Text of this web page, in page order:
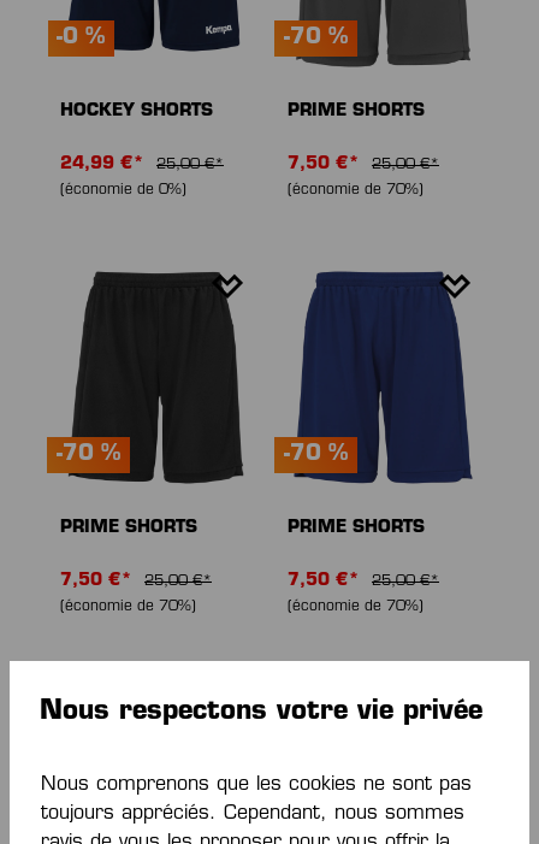
-0 %
HOCKEY SHORTS
24,99 €*
25,00 €*
(économie de 0%)
-70 %
PRIME SHORTS
7,50 €*
25,00 €*
(économie de 70%)
-70 %
PRIME SHORTS
7,50 €*
25,00 €*
(économie de 70%)
-70 %
PRIME SHORTS
7,50 €*
25,00 €*
(économie de 70%)
Nous respectons votre vie privée
Nous comprenons que les cookies ne sont pas
toujours appréciés. Cependant, nous sommes